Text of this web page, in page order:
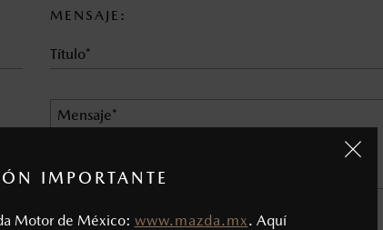
IMPORTANTE
Motor de México: www.mazda.mx. Aquí
MENSAJE: